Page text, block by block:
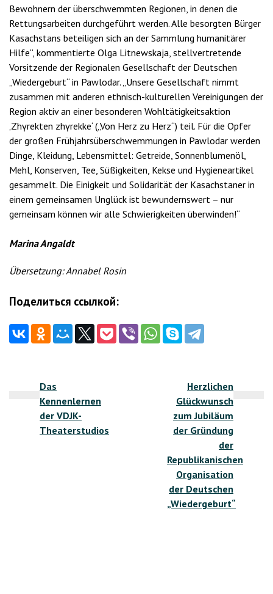
Bewohnern der überschwemmten Regionen, in denen die
Rettungsarbeiten durchgeführt werden. Alle besorgten Bürger
Kasachstans beteiligen sich an der Sammlung humanitärer
Hilfe“, kommentierte Olga Litnewskaja, stellvertretende
Vorsitzende der Regionalen Gesellschaft der Deutschen
„Wiedergeburt“ in Pawlodar. „Unsere Gesellschaft nimmt
zusammen mit anderen ethnisch-kulturellen Vereinigungen der
Region aktiv an einer besonderen Wohltätigkeitsaktion
‚Zhүrekten zhүrekke‘ („Von Herz zu Herz“) teil. Für die Opfer
der großen Frühjahrsüberschwemmungen in Pawlodar werden
Dinge, Kleidung, Lebensmittel: Getreide, Sonnenblumenöl,
Mehl, Konserven, Tee, Süßigkeiten, Kekse und Hygieneartikel
gesammelt. Die Einigkeit und Solidarität der Kasachstaner in
einem gemeinsamen Unglück ist bewundernswert – nur
gemeinsam können wir alle Schwierigkeiten überwinden!“
Marina Angaldt
Übersetzung: Annabel Rosin
Поделиться ссылкой:
Das
Kennenlernen
der VDJK-
Theaterstudios
Herzlichen
Glückwunsch
zum Jubiläum
der Gründung
der
Republikanischen
Organisation
der Deutschen
„Wiedergeburt“